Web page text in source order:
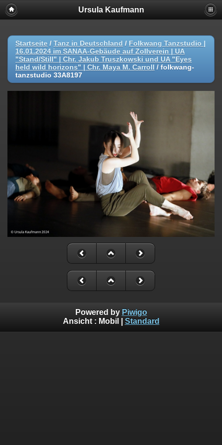
Ursula Kaufmann
Startseite / Tanz in Deutschland / Folkwang Tanzstudio |
16.01.2024 im SANAA-Gebäude auf Zollverein | UA
"Stand/Still" | Chr. Jakub Truszkowski und UA "Eyes
held wild horizons" | Chr. Maya M. Carroll / folkwang-
tanzstudio 33A8197
Powered by Piwigo
Ansicht : Mobil Standard